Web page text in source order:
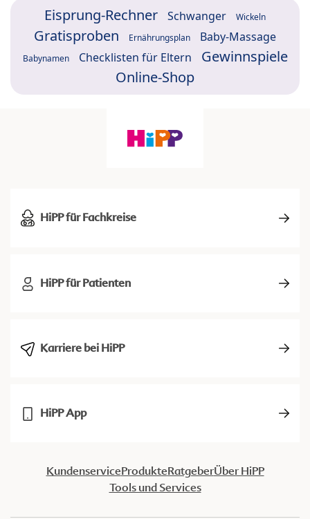
Eisprung-Rechner Schwanger Wickeln
Gratisproben Ernährungsplan Baby-Massage
Babynamen Checklisten für Eltern
Gewinnspiele
Online-Shop
HiPP für Fachkreise
HiPP für Patienten
Karriere bei HiPP
HiPP App
KundenserviceProdukteRatgeberÜber HiPP
Tools und Services